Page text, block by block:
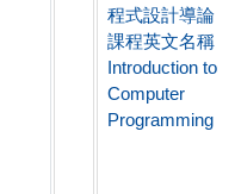
程式設計導論
課程英文名稱
Introduction to
Computer
Programming